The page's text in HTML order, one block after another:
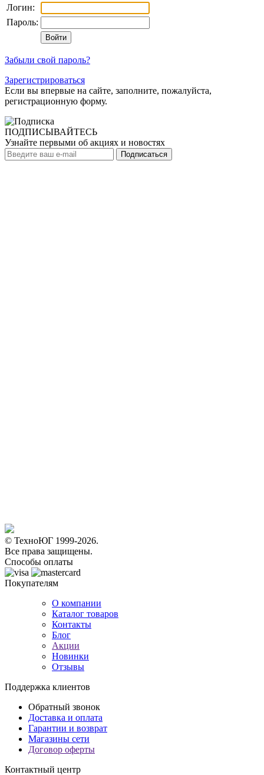
Логин:
Пароль:
Забыли свой пароль?
Зарегистрироваться
Если вы впервые на сайте, заполните, пожалуйста,
регистрационную форму.
ПОДПИСЫВАЙТЕСЬ
Узнайте первыми об акциях и новостях
Подписаться
© ТехноЮГ 1999-2026.
Все права защищены.
Способы оплаты
Покупателям
О компании
Каталог товаров
Контакты
Блог
Акции
Новинки
Отзывы
Поддержка клиентов
Обратный звонок
Доставка и оплата
Гарантии и возврат
Магазины сети
Договор оферты
Контактный центр